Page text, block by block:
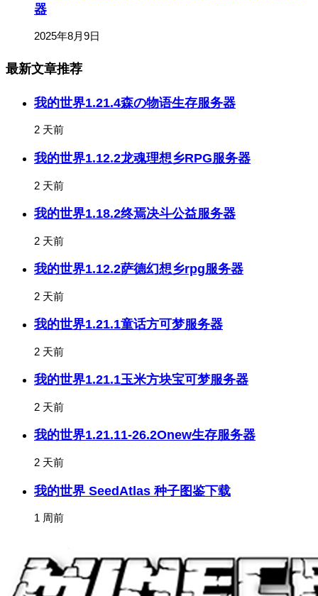
器
2025年8月9日
最新文章推荐
我的世界1.21.4森の物语生存服务器
2 天前
我的世界1.12.2龙魂理想乡RPG服务器
2 天前
我的世界1.18.2终焉决斗公益服务器
2 天前
我的世界1.12.2萨德幻想乡rpg服务器
2 天前
我的世界1.21.1童话方可梦服务器
2 天前
我的世界1.21.1玉米方块宝可梦服务器
2 天前
我的世界1.21.11-26.2Onew生存服务器
2 天前
我的世界 SeedAtlas 种子图鉴下载
1 周前